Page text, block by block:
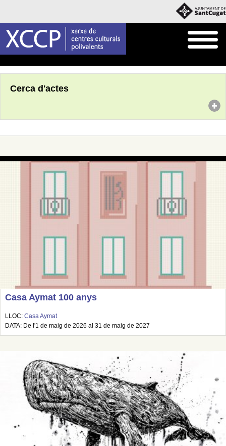
Cerca d'actes
Casa Aymat 100 anys
LLOC: Casa Aymat
DATA: De l'1 de maig de 2026 al 31 de maig de 2027